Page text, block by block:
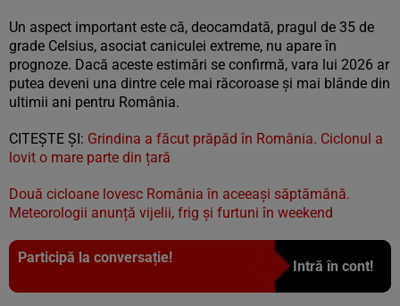
Un aspect important este că, deocamdată, pragul de 35 de
grade Celsius, asociat caniculei extreme, nu apare în
prognoze. Dacă aceste estimări se confirmă, vara lui 2026 ar
putea deveni una dintre cele mai răcoroase și mai blânde din
ultimii ani pentru România.
CITEȘTE ȘI: Grindina a făcut prăpăd în România. Ciclonul a
lovit o mare parte din țară
Două cicloane lovesc România în aceeași săptămână.
Meteorologii anunță vijelii, frig și furtuni în weekend
Participă la conversație!
Intră în cont!